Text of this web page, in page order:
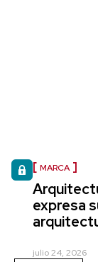
MARCA
expresa
julio 24, 2026